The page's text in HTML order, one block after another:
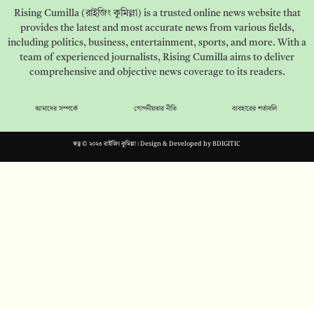
Rising Cumilla (রাইজিং কুমিল্লা) is a trusted online news website that
provides the latest and most accurate news from various fields,
including politics, business, entertainment, sports, and more. With a
team of experienced journalists, Rising Cumilla aims to deliver
comprehensive and objective news coverage to its readers.
আমাদের সম্পর্কে গোপনীয়তার নীতি ব্যবহারের শর্তাবলি
স্বত্ব © ২০২৩ রাইজিং কুমিল্লা। Design & Developed byBDIGITIC